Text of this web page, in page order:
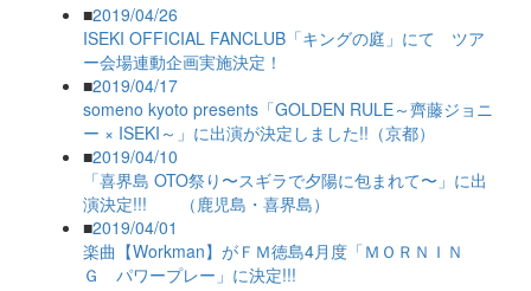
■2019/04/26
ISEKI OFFICIAL FANCLUB「キングの庭」にて ツア
ー会場連動企画実施決定！
■2019/04/17
someno kyoto presents「GOLDEN RULE～齊藤ジョニ
ー × ISEKI～」に出演が決定しました!!（京都）
■2019/04/10
「喜界島 OTO祭り〜スギラで夕陽に包まれて〜」に出
演決定!!! （鹿児島・喜界島）
■2019/04/01
楽曲【Workman】がＦＭ徳島4月度「ＭＯＲＮＩＮ
Ｇ パワープレー」に決定!!!